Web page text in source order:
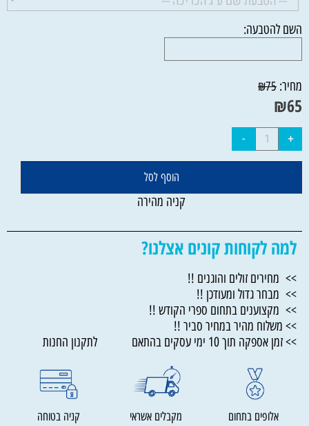
השם להטבעה:
מחיר: ₪75
₪65
הוסף לסל
קניה מהירה
למה לקוחות קונים אצלנו?
>> מחירים זולים והוגנים !!
>> מבחר גדול ומעודכן !!
>> מקצוענים בתחום ספרי הקודש !!
>> משלוח מהיר במחיר סביר !!
>> זמן אספקה תוך 10 ימי עסקים בהתאם לתקנון החנות
אלופים בתחום מקבלים אשראי קניה בטוחה